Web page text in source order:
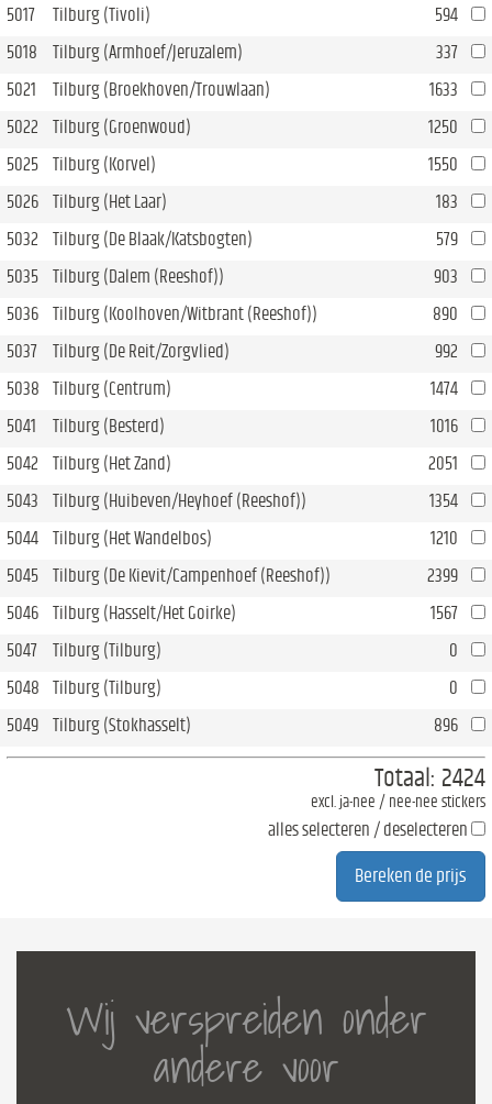
5017
Tilburg (Tivoli)
594
5018
Tilburg (Armhoef/Jeruzalem)
337
5021
Tilburg (Broekhoven/Trouwlaan)
1633
5022
Tilburg (Groenwoud)
1250
5025
Tilburg (Korvel)
1550
5026
Tilburg (Het Laar)
183
5032
Tilburg (De Blaak/Katsbogten)
579
5035
Tilburg (Dalem (Reeshof))
903
5036
Tilburg (Koolhoven/Witbrant (Reeshof))
890
5037
Tilburg (De Reit/Zorgvlied)
992
5038
Tilburg (Centrum)
1474
5041
Tilburg (Besterd)
1016
5042
Tilburg (Het Zand)
2051
5043
Tilburg (Huibeven/Heyhoef (Reeshof))
1354
5044
Tilburg (Het Wandelbos)
1210
5045
Tilburg (De Kievit/Campenhoef (Reeshof))
2399
5046
Tilburg (Hasselt/Het Goirke)
1567
5047
Tilburg (Tilburg)
0
5048
Tilburg (Tilburg)
0
5049
Tilburg (Stokhasselt) 896
Totaal: 2424
excl. ja-nee / nee-nee stickers
alles selecteren / deselecteren
Wij verspreiden onder
andere voor